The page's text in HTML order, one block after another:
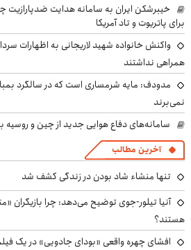
خیبرشکن ایران به سامانه هدایت
برای پاتریوت و تاد آمریکا
واکنش خانواده شهید لاریجانی به اظهارات
همراهی نداشتند
مدودف: مایه شرمساری است که در سالگرد
نمی‌برند
سامانه‌های دفاع هوایی جدید از چین و روسیه
آخرین مطالب
تنها منشاء شاد بودن در زندگی کشف شد
آنیا تیلور-جوی توضیح می‌دهد: چرا بازیگران
هستند؟
افشای چهره واقعی «بودای جادویی» در یک